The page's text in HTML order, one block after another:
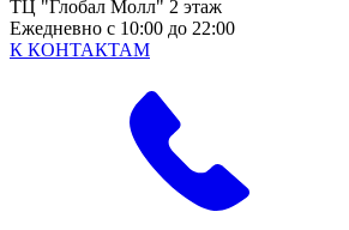
ТЦ "Глобал Молл" 2 этаж
Ежедневно с 10:00 до 22:00
К КОНТАКТАМ